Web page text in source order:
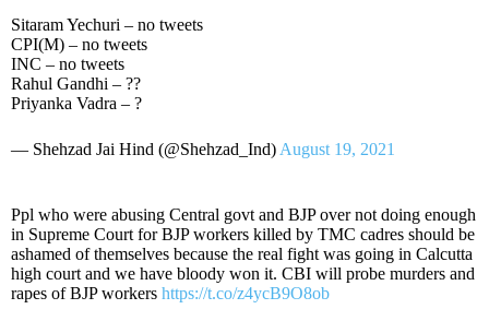
Sitaram Yechuri – no tweets
CPI(M) – no tweets
INC – no tweets
Rahul Gandhi – ??
Priyanka Vadra – ?
— Shehzad Jai Hind (@Shehzad_Ind) August 19, 2021
Ppl who were abusing Central govt and BJP over not doing enough
in Supreme Court for BJP workers killed by TMC cadres should be
ashamed of themselves because the real fight was going in Calcutta
high court and we have bloody won it. CBI will probe murders and
rapes of BJP workers https://t.co/z4ycB9O8ob